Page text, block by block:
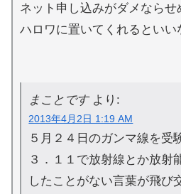
ネット申し込みがダメなら
ハロワに置いてくれるといい
まことです より:
2013年4月2日 1:19 AM
５月２４日のガンマ線を受
３．１１で放射線とか放射
したことがない言葉が飛び